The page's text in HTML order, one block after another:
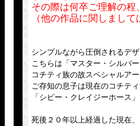
その際は何卒ご理解の
（他の作品に関しまし
シンプルながら圧倒されるデ
こちらは「マスター・シルバ
コチティ族の故スペシャルア
ご存知の息子は現在のコチテ
「シピー・クレイジーホース
死後２０年以上経過した現在